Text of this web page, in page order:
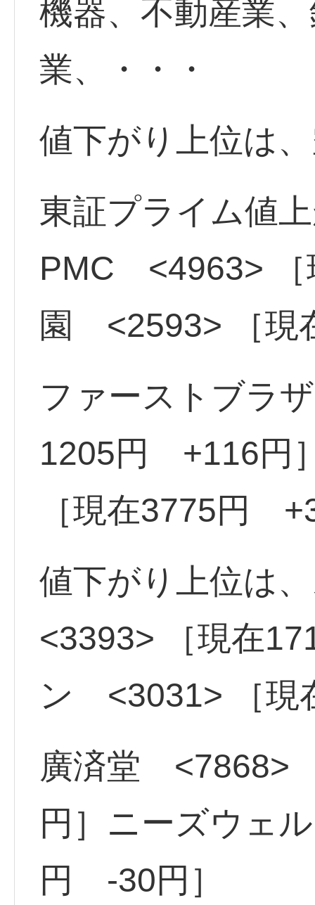
機器、不動産業
業、・・・
値下がり上位は
東証プライム値
PMC <4963> ［
園 <2593> ［現
ファーストブラ
1205円 +116円
［現在3775円
値下がり上位は
<3393> ［現在
ン <3031> ［現
廣済堂 <7868>
円］ニーズウェ
円 -30円］